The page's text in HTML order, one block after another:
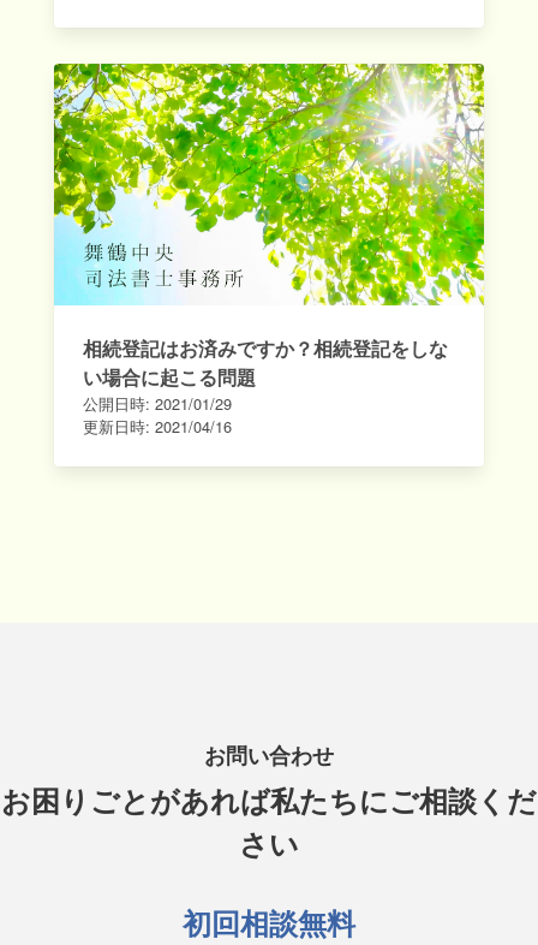
相続登記はお済みですか？相続登記をしな
い場合に起こる問題
公開日時: 2021/01/29
更新日時: 2021/04/16
お問い合わせ
お困りごとがあれば私たちにご相談くだ
さい
初回相談無料